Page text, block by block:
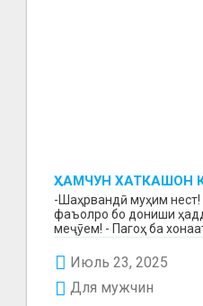
ҲАМЧУН ХАТКАШОН
МУЗД ГИРЕД!
-Шаҳрвандӣ муҳим
фаъолро бо дониши
меҷӯем! - Пагоҳ ба
Июль 23, 2025
Для мужчин